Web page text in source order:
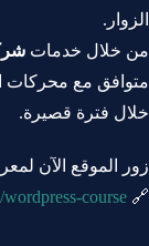
الزوار.
من خلال خدمات
متوافق مع محركات
خلال فترة قصيرة.
زور الموقع الآن
🔗
course/